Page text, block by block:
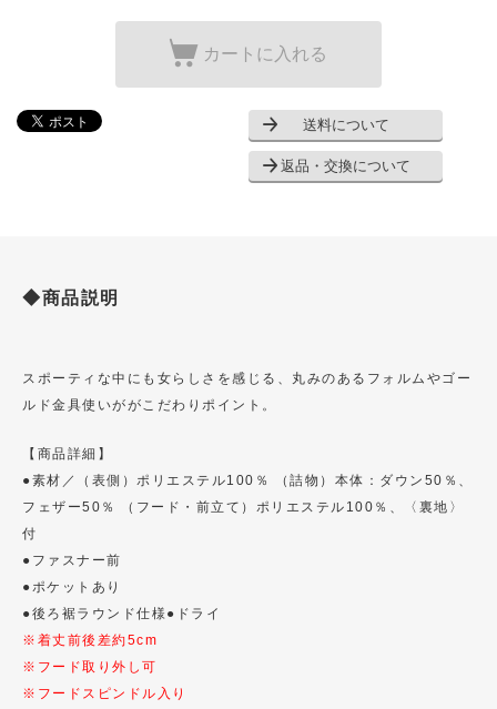
カートに入れる
送料について
返品・交換について
◆商品説明
スポーティな中にも女らしさを感じる、丸みのあるフォルムやゴー
ルド金具使いががこだわりポイント。
【商品詳細】
●素材／（表側）ポリエステル100％ （詰物）本体：ダウン50％、
フェザー50％ （フード・前立て）ポリエステル100％、〈裏地〉
付
●ファスナー前
●ポケットあり
●後ろ裾ラウンド仕様●ドライ
※着丈前後差約5cm
※フード取り外し可
※フードスピンドル入り